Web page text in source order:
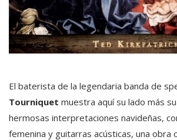
El baterista de la legendaria banda de
Tourniquet muestra aquí su lado más
hermosas interpretaciones navideñas,
femenina y guitarras acústicas, una obra